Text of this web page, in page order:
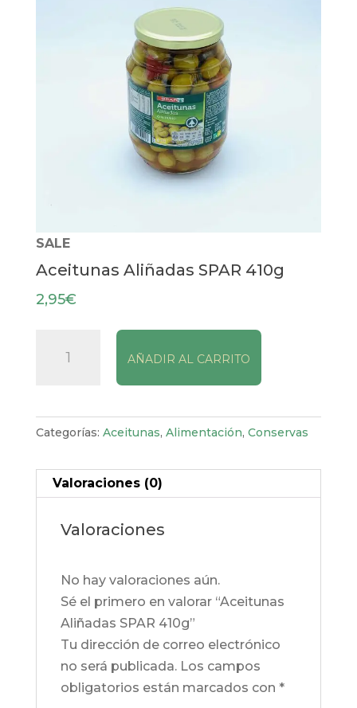
SALE
Aceitunas Aliñadas SPAR 410g
2,95€
Aliñadas
cantidad
AÑADIR AL CARRITO
Categorías: Aceitunas, Alimentación, Conservas
Valoraciones (0)
Valoraciones
No hay valoraciones aún.
Sé el primero en valorar “Aceitunas
Aliñadas SPAR 410g”
Tu dirección de correo electrónico
no será publicada. Los campos
obligatorios están marcados con *